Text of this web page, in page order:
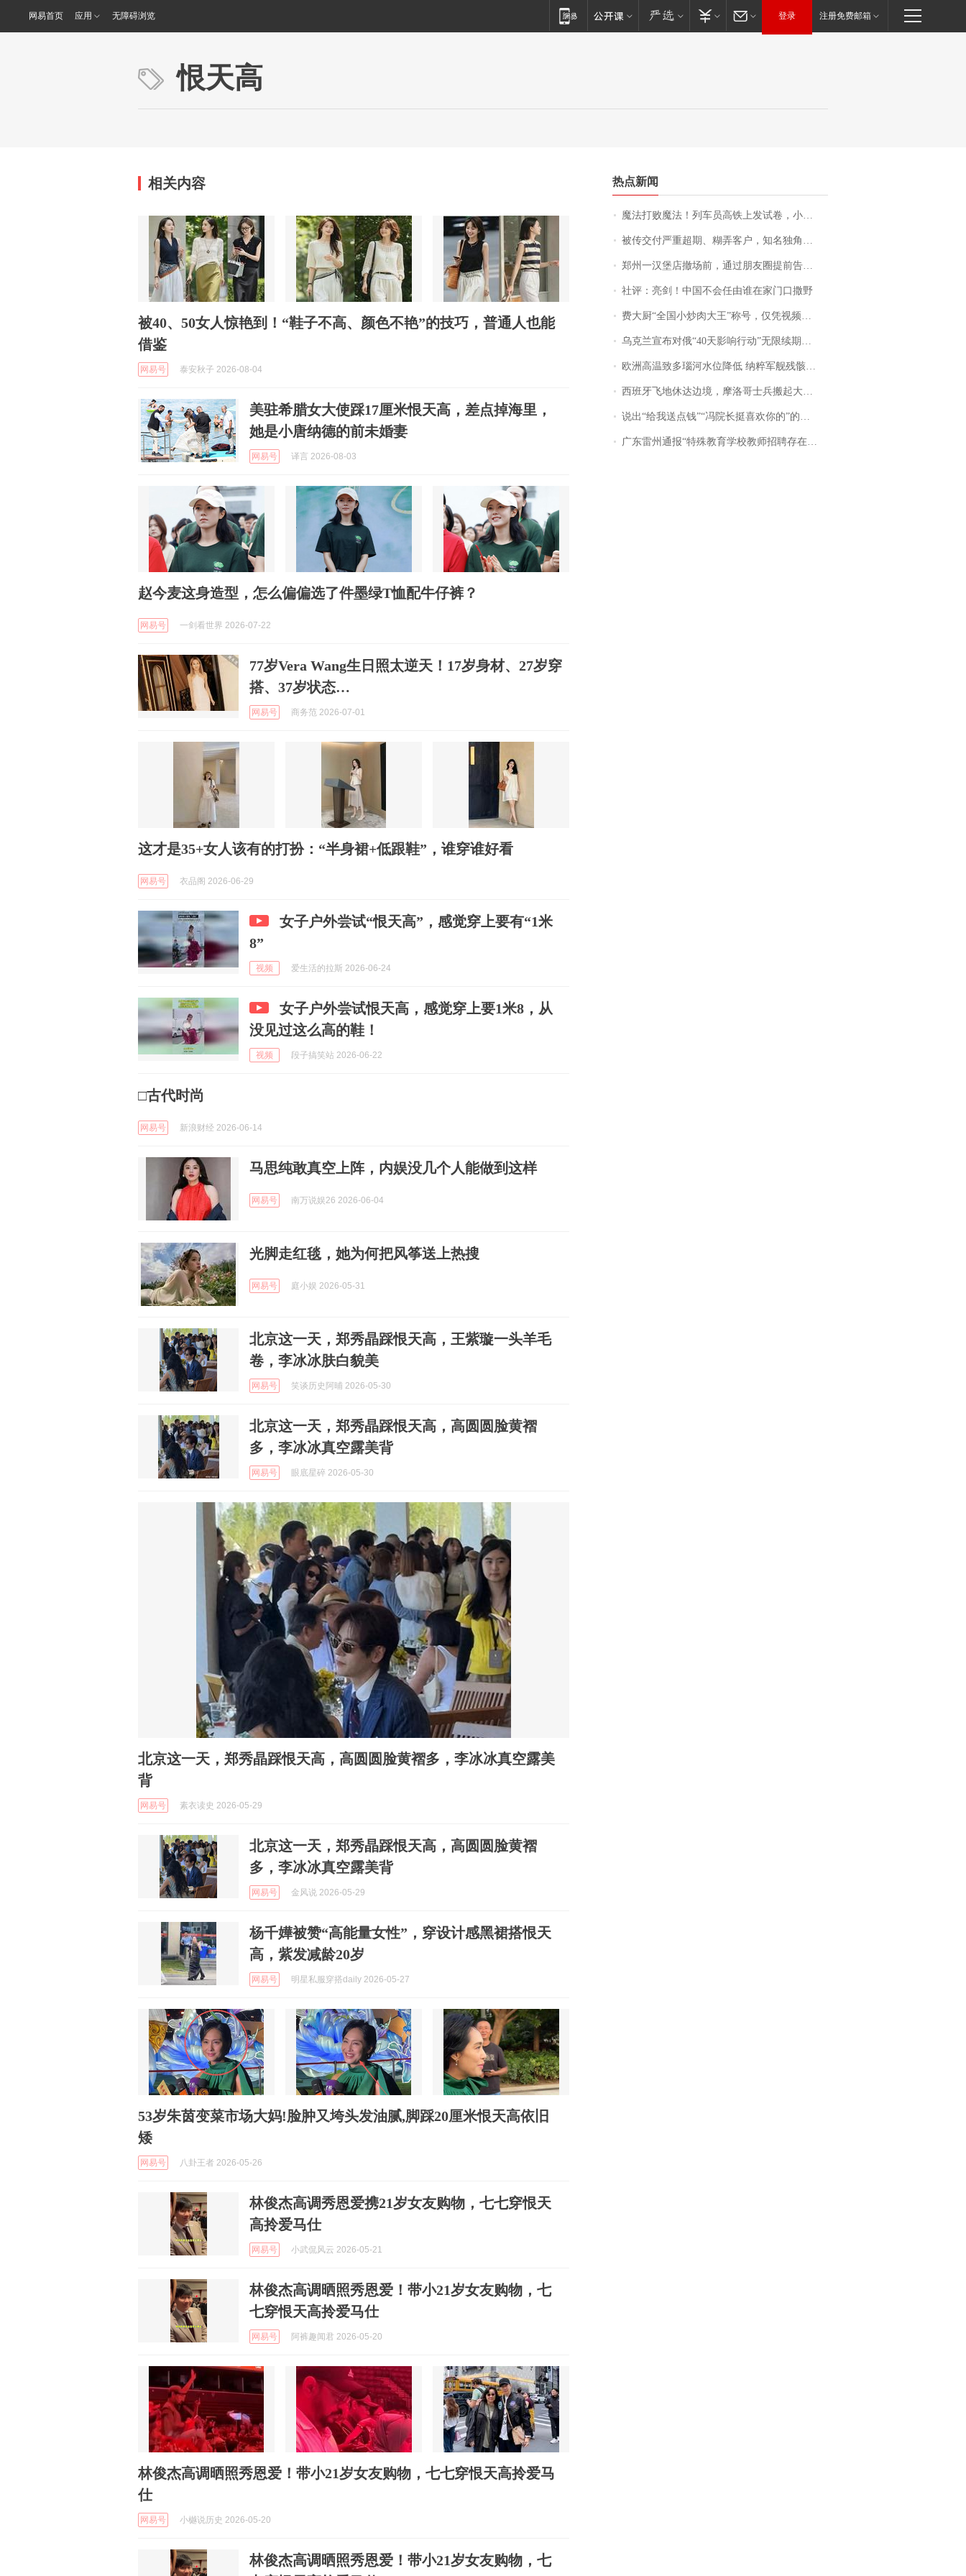
网易首页 应用 无障碍浏览 登录 注册免费邮箱
恨天高
相关内容
被40、50女人惊艳到！“鞋子不高、颜色不艳”的技巧，普通人也能
借鉴
网易号 泰安秋子 2026-08-04
美驻希腊女大使踩17厘米恨天高，差点掉海里，
她是小唐纳德的前未婚妻
网易号 译言 2026-08-03
赵今麦这身造型，怎么偏偏选了件墨绿T恤配牛仔裤？
网易号 一剑看世界 2026-07-22
77岁Vera Wang生日照太逆天！17岁身材、27岁穿
搭、37岁状态…
网易号 商务范 2026-07-01
这才是35+女人该有的打扮：“半身裙+低跟鞋”，谁穿谁好看
网易号 衣品阁 2026-06-29
女子户外尝试“恨天高”，感觉穿上要有“1米
8”
视频 爱生活的拉斯 2026-06-24
女子户外尝试恨天高，感觉穿上要1米8，从
没见过这么高的鞋！
视频 段子搞笑站 2026-06-22
□古代时尚
网易号 新浪财经 2026-06-14
马思纯敢真空上阵，内娱没几个人能做到这样
网易号 南万说娱26 2026-06-04
光脚走红毯，她为何把风筝送上热搜
网易号 庭小娱 2026-05-31
北京这一天，郑秀晶踩恨天高，王紫璇一头羊毛
卷，李冰冰肤白貌美
网易号 笑谈历史阿晡 2026-05-30
北京这一天，郑秀晶踩恨天高，高圆圆脸黄褶
多，李冰冰真空露美背
网易号 眼底星碎 2026-05-30
北京这一天，郑秀晶踩恨天高，高圆圆脸黄褶多，李冰冰真空露美
背
网易号 素衣读史 2026-05-29
北京这一天，郑秀晶踩恨天高，高圆圆脸黄褶
多，李冰冰真空露美背
网易号 金风说 2026-05-29
杨千嬅被赞“高能量女性”，穿设计感黑裙搭恨天
高，紫发减龄20岁
网易号 明星私服穿搭daily 2026-05-27
53岁朱茵变菜市场大妈!脸肿又垮头发油腻,脚踩20厘米恨天高依旧
矮
网易号 八卦王者 2026-05-26
林俊杰高调秀恩爱携21岁女友购物，七七穿恨天
高拎爱马仕
网易号 小武侃风云 2026-05-21
林俊杰高调晒照秀恩爱！带小21岁女友购物，七
七穿恨天高拎爱马仕
网易号 阿裤趣闻君 2026-05-20
林俊杰高调晒照秀恩爱！带小21岁女友购物，七七穿恨天高拎爱马
仕
网易号 小樾说历史 2026-05-20
林俊杰高调晒照秀恩爱！带小21岁女友购物，七
热点新闻
魔法打败魔法！列车员高铁上发试卷，小朋友一秒静音，12306回应：列车员个人行为，不是铁路规定
被传交付严重超期、糊弄客户，知名独角兽车企创始人回应：都没证据，将依法采取措施，“本人长期与美国交管局保持沟通，对方表示肯定”
郑州一汉堡店撤场前，通过朋友圈提前告知逐一退费，有顾客仅剩1元也全被退回，分文不少；顾客：言而有信，让人感动
社评：亮剑！中国不会任由谁在家门口撒野
费大厨“全国小炒肉大王”称号，仅凭视频评出？中国烹饪协会回应
乌克兰宣布对俄“40天影响行动”无限续期，7月两国对轰数据均创纪录
欧洲高温致多瑙河水位降低 纳粹军舰残骸重见天日
西班牙飞地休达边境，摩洛哥士兵搬起大石块投向移民引争议，此前一天内数万人从摩洛哥涌入西班牙
说出“给我送点钱”“冯院长挺喜欢你的”的执行局局长被停职，被骚扰的当事人还有问题待解决
广东雷州通报“特殊教育学校教师招聘存在违规行为”：已启动问责程序 副校长被停职